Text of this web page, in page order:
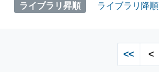
ライブラリ昇順 ライブラリ降順
<< <